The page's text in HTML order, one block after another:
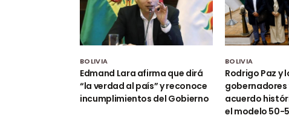
BOLIVIA
Edmand Lara afirma que dirá
“la verdad al país” y reconoce
incumplimientos del Gobierno
BOLIVIA
Rodrigo Paz y
gobernadores
acuerdo
el modelo 50-